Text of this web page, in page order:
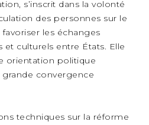
s’inscrit dans la volonté
des personnes sur le
les échanges
culturels entre États. Elle
orientation politique
convergence
techniques sur la réforme